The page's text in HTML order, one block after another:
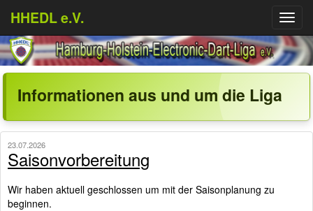
HHEDL e.V.
Menü
Informationen aus und um die Liga
23.07.2026
Saisonvorbereitung
Wir haben aktuell geschlossen um mit der Saisonplanung zu
beginnen.